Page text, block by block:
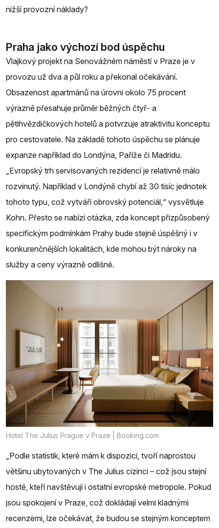
nižší provozní náklady?
Praha jako výchozí bod úspěchu
Vlajkový projekt na Senovážném náměstí v Praze je v
provozu už dva a půl roku a překonal očekávání.
Obsazenost apartmánů na úrovni okolo 75 procent
výrazně přesahuje průměr běžných čtyř- a
pětihvězdičkových hotelů a potvrzuje atraktivitu konceptu
pro cestovatele. Na základě tohoto úspěchu se plánuje
expanze například do Londýna, Paříže či Madridu.
„Evropský trh servisovaných rezidencí je relativně málo
rozvinutý. Například v Londýně chybí až 30 tisíc jednotek
tohoto typu, což vytváří obrovský potenciál,“ vysvětluje
Kohn. Přesto se nabízí otázka, zda koncept přizpůsobený
specifickým podmínkám Prahy bude stejně úspěšný i v
konkurenčnějších lokalitách, kde mohou být nároky na
služby a ceny výrazně odlišné.
Hotel The Julius Prague v Praze | Booking.com
„Podle statistik, které mám k dispozici, tvoří naprostou
většinu ubytovaných v The Julius cizinci – což jsou stejní
hosté, kteří navštěvují i ostatní evropské metropole. Pokud
jsou spokojení v Praze, což dokládají velmi kladnými
recenzemi, lze očekávat, že budou se stejným konceptem